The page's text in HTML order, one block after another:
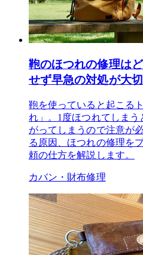
鞄のほつれの修理は
せず早急の対処が大切
鞄を使っていると起こる
れ」。1度ほつれてしま
がってしまうので注意が
る原因、ほつれの修理を
頼の仕方を解説します。
カバン・財布修理